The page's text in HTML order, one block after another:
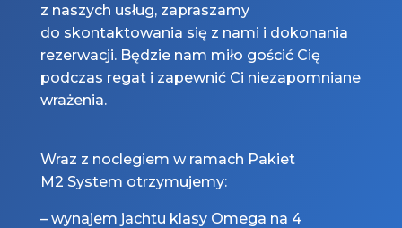
z naszych usług, zapraszamy
do skontaktowania się z nami i dokonania
rezerwacji. Będzie nam miło gościć Cię
podczas regat i zapewnić Ci niezapomniane
wrażenia.
Wraz z noclegiem w ramach Pakiet
M2 System otrzymujemy:
– wynajem jachtu klasy Omega na 4